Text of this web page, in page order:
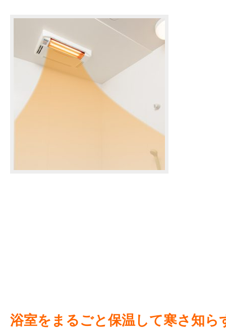
浴室をまるごと保温して寒さ知ら